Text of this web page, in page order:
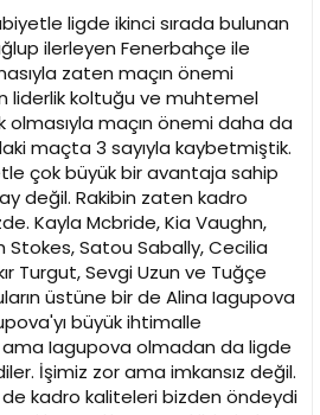
ligde ikinci sırada bulunan
ilerleyen Fenerbahçe ile
zaten maçın önemi
liderlik koltuğu ve muhtemel
olmasıyla maçın önemi daha da
maçta 3 sayıyla kaybetmiştik.
çok büyük bir avantaja sahip
değil. Rakibin zaten kadro
Kayla Mcbride, Kia Vaughn,
Stokes, Satou Sabally, Cecilia
Turgut, Sevgi Uzun ve Tuğçe
üstüne bir de Alina Iagupova
büyük ihtimalle
ama Iagupova olmadan da ligde
İşimiz zor ama imkansız değil.
kadro kaliteleri bizden öndeydi